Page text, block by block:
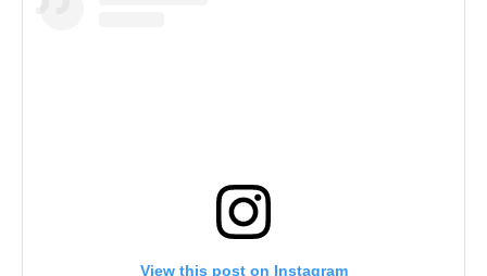
View this post on Instagram